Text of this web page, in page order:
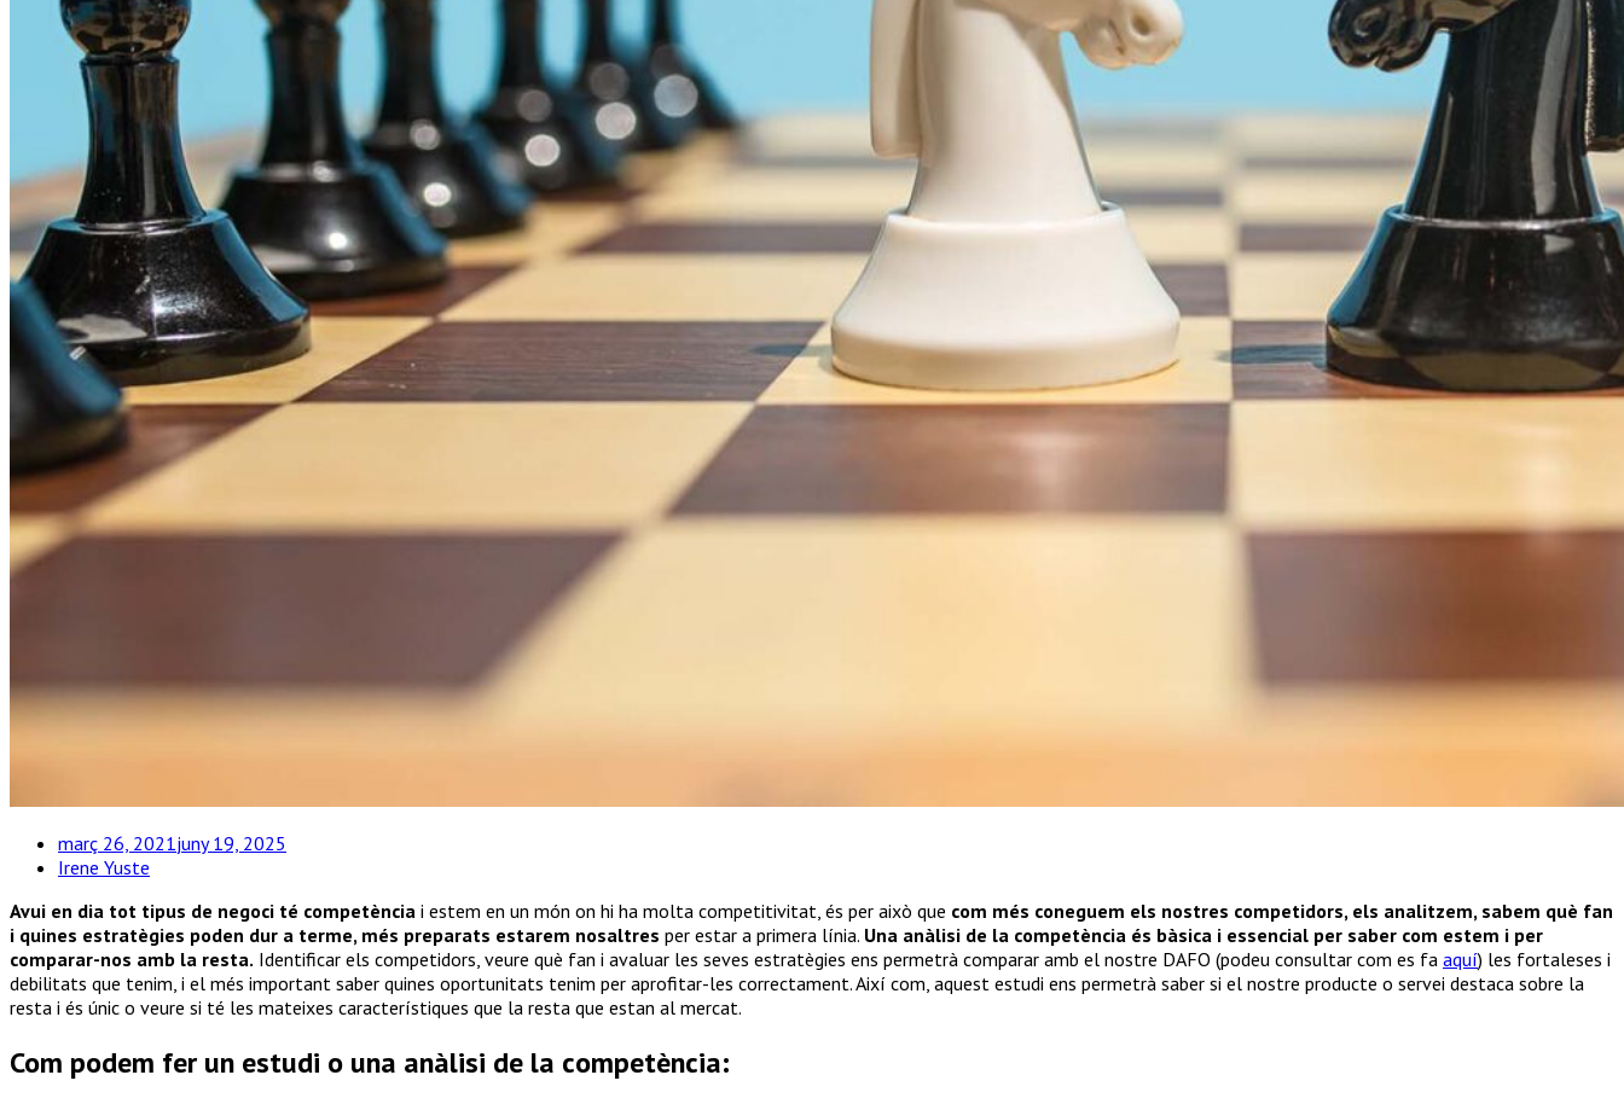
març 26, 2021juny 19, 2025
Irene Yuste
Avui en dia tot tipus de negoci té competència i estem en un món on hi ha molta competitivitat, és per això que com més coneguem els nostres competidors, els analitzem, sabem què fan
i quines estratègies poden dur a terme, més preparats estarem nosaltres per estar a primera línia. Una anàlisi de la competència és bàsica i essencial per saber com estem i per
comparar-nos amb la resta. Identificar els competidors, veure què fan i avaluar les seves estratègies ens permetrà comparar amb el nostre DAFO (podeu consultar com es fa aquí) les fortaleses i
debilitats que tenim, i el més important saber quines oportunitats tenim per aprofitar-les correctament. Així com, aquest estudi ens permetrà saber si el nostre producte o servei destaca sobre la
resta i és únic o veure si té les mateixes característiques que la resta que estan al mercat.
Com podem fer un estudi o una anàlisi de la competència: